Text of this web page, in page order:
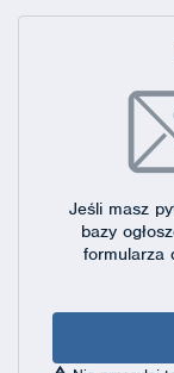
Jeśli masz
bazy
formularza